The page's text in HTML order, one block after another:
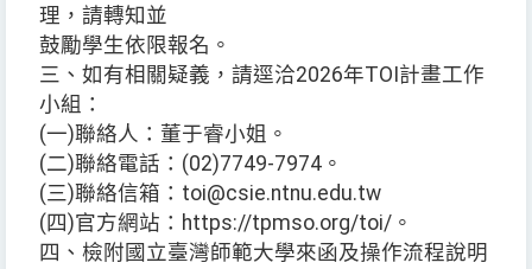
理，請轉知並
鼓勵學生依限報名。
三、如有相關疑義，請逕洽2026年TOI計畫工作
小組：
(一)聯絡人：董于睿小姐。
(二)聯絡電話：(02)7749-7974。
(三)聯絡信箱：toi@csie.ntnu.edu.tw
(四)官方網站：https://tpmso.org/toi/。
四、檢附國立臺灣師範大學來函及操作流程說明